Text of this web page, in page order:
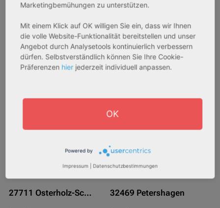
Bestandsobjekt
41,59 m² - 62,15 m²
Gesamtpreis:
233.556,67 € - 349.016,67 €
Bestandsobjekt
50,95 m² - 56,21 m²
Gesamtpreis:
27711 Osterholz-Scharmbeck 32469 Petershagen
Marketingbemühungen zu unterstützen.
Mit einem Klick auf OK willigen Sie ein, dass wir Ihnen
die volle Website-Funktionalität bereitstellen und unser
Angebot durch Analysetools kontinuierlich verbessern
dürfen. Selbstverständlich können Sie Ihre Cookie-
Präferenzen hier jederzeit individuell anpassen.
OK
Powered by
Impressum Datenschutzbestimmungen